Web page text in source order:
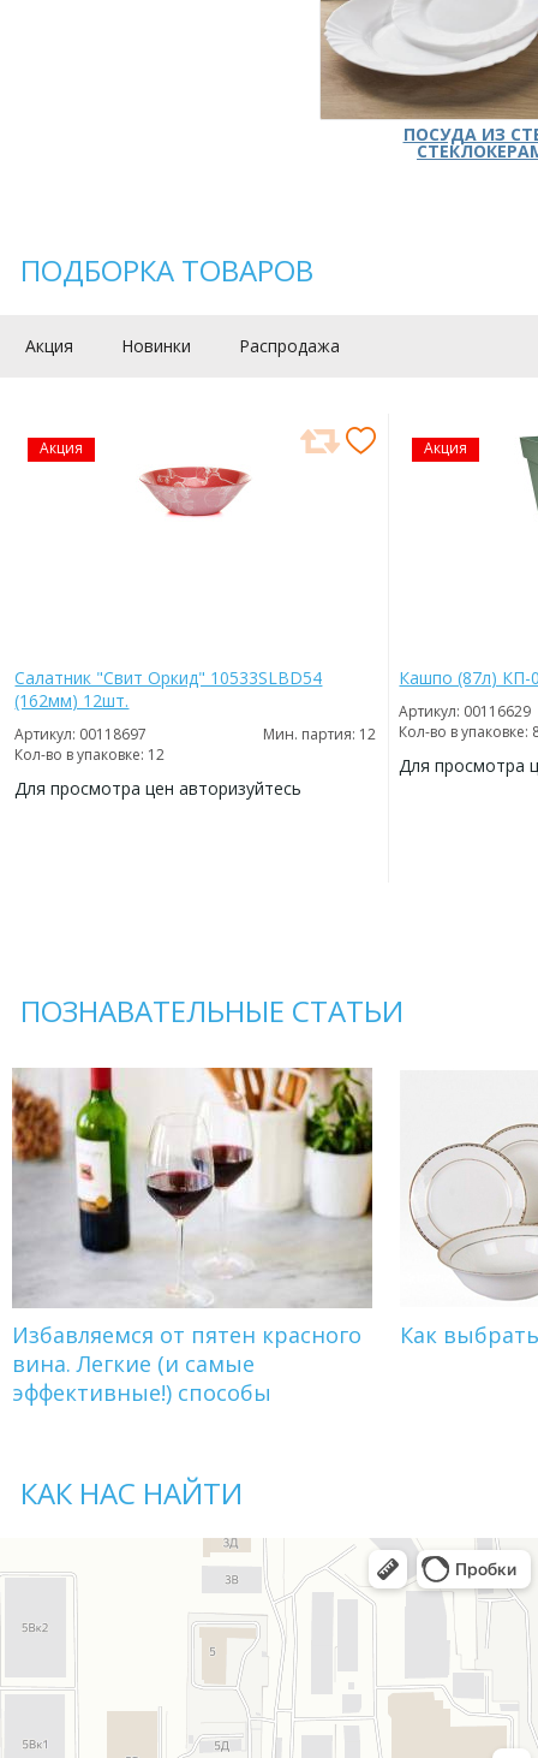
ПОСУДА ИЗ
ПОДБОРКА ТОВАРОВ
Акция Новинки Распродажа
Акция
Салатник "Свит Оркид" 10533SLBD54
(162мм) 12шт.
Артикул: 00118697
Мин. партия: 12
Кол-во в упаковке: 12
Для просмотра цен авторизуйтесь
Акция
Кашпо (87л) КП-
Артикул: 00116629
Кол-во в упаковке:
Для просмотра
ПОЗНАВАТЕЛЬНЫЕ СТАТЬИ
Избавляемся от пятен красного
вина. Легкие (и самые
эффективные!) способы
Как
КАК НАС НАЙТИ